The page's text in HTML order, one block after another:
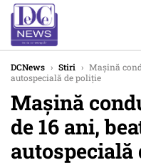
DCNews › Stiri › Mașină
autospecială de poliție
Mașină
de 16 ani,
autospecială